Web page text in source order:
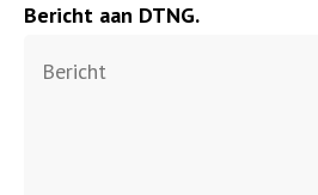
Bericht aan DTNG.